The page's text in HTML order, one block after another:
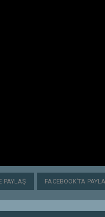
PAYLAŞ FACEBOOK'TA